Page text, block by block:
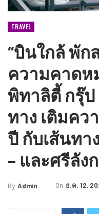
TRAVEL
“บินใกล้ พัก
ความคาดห
พิทาลิตี้ กรุ๊
ทาง เติมคว
ปี กับเส้นทา
– และศรีลัง
By Admin On ธ.ค. 12,